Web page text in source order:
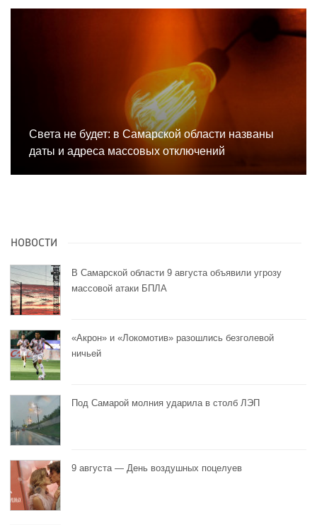
Света не будет: в Самарской области названы
даты и адреса массовых отключений
НОВОСТИ
В Самарской области 9 августа объявили угрозу
массовой атаки БПЛА
«Акрон» и «Локомотив» разошлись безголевой
ничьей
Под Самарой молния ударила в столб ЛЭП
9 августа — День воздушных поцелуев